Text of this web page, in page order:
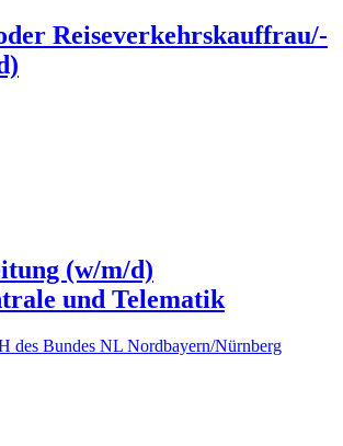
Reiseverkehrskauffrau/-
(w/m/d)
und Telematik
des Bundes NL Nordbayern/Nürnberg